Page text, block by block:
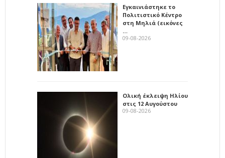
Εγκαινιάστηκε το
Πολιτιστικό Κέντρο
στη Μηλιά (εικόνες
…
09-08-2026
Ολική έκλειψη Ηλίου
στις 12 Αυγούστου
09-08-2026